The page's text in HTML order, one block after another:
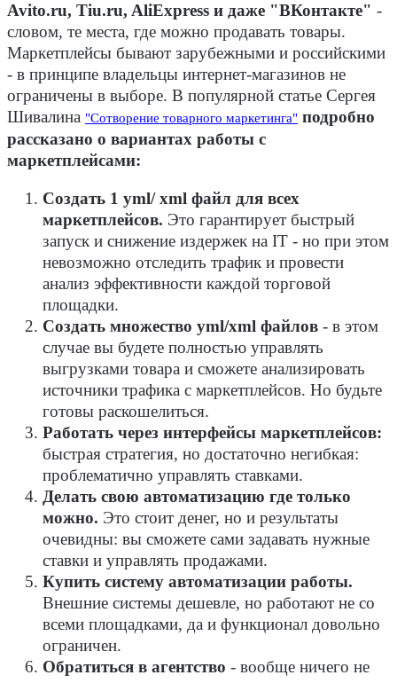
Avito.ru, Tiu.ru, AliExpress и даже "ВКонтакте" -
словом, те места, где можно продавать товары.
Маркетплейсы бывают зарубежными и российскими
- в принципе владельцы интернет-магазинов не
ограничены в выборе. В популярной статье Сергея
Шивалина "Сотворение товарного маркетинга" подробно
рассказано о вариантах работы с
маркетплейсами:
Создать 1 yml/ xml файл для всех
маркетплейсов. Это гарантирует быстрый
запуск и снижение издержек на IT - но при этом
невозможно отследить трафик и провести
анализ эффективности каждой торговой
площадки.
Создать множество yml/xml файлов - в этом
случае вы будете полностью управлять
выгрузками товара и сможете анализировать
источники трафика с маркетплейсов. Но будьте
готовы раскошелиться.
Работать через интерфейсы маркетплейсов:
быстрая стратегия, но достаточно негибкая:
проблематично управлять ставками.
Делать свою автоматизацию где только
можно. Это стоит денег, но и результаты
очевидны: вы сможете сами задавать нужные
ставки и управлять продажами.
Купить систему автоматизации работы.
Внешние системы дешевле, но работают не со
всеми площадками, да и функционал довольно
ограничен.
Обратиться в агентство - вообще ничего не